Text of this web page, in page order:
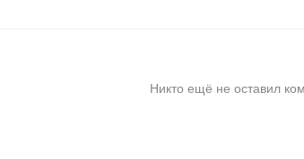
Никто ещё не оставил